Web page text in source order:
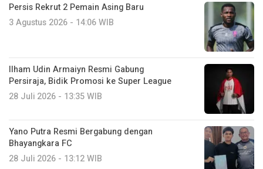
Persis Rekrut 2 Pemain Asing Baru
3 Agustus 2026 - 14:06 WIB
Ilham Udin Armaiyn Resmi Gabung
Persiraja, Bidik Promosi ke Super League
28 Juli 2026 - 13:35 WIB
Yano Putra Resmi Bergabung dengan
Bhayangkara FC
28 Juli 2026 - 13:12 WIB